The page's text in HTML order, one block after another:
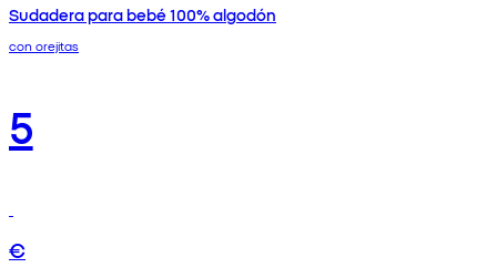
Sudadera para bebé 100% algodón
con orejitas
5
€